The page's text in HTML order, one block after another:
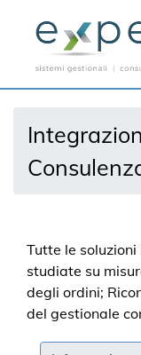
Tutte le
studiate su
degli ordini;
del gestionale